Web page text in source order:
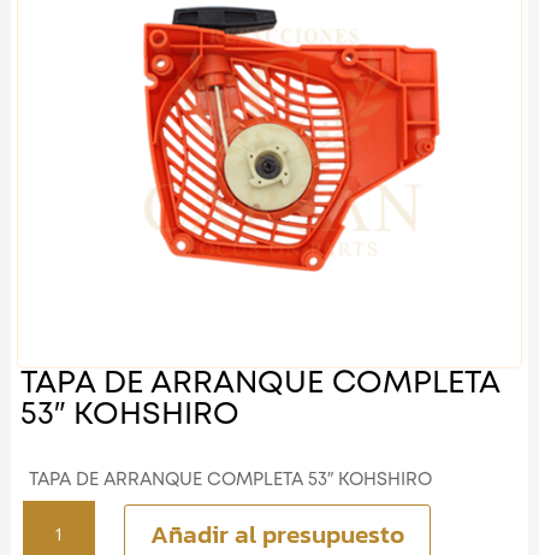
TAPA DE ARRANQUE COMPLETA
53″ KOHSHIRO
TAPA DE ARRANQUE COMPLETA 53″ KOHSHIRO
Añadir al presupuesto